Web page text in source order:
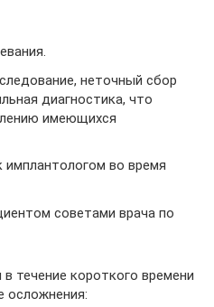
неточный сбор
диагностика, что
имеющихся
во время
советами врача по
течение короткого времени
осложнения: